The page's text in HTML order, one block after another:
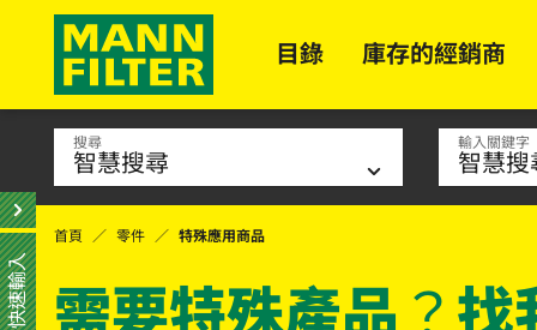
目錄 庫存的經銷商
搜尋 輸入關鍵字
首頁 零件 特殊應用商品
需要特殊產品？
快速輸入